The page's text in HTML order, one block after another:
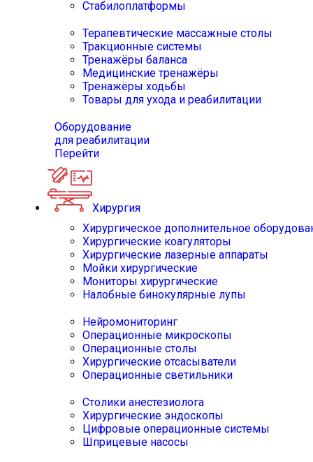
Стабилоплатформы
Терапевтические массажные столы
Тракционные системы
Тренажёры баланса
Медицинские тренажёры
Тренажёры ходьбы
Товары для ухода и реабилитации
Оборудование
для реабилитации
Перейти
Хирургия
Хирургическое дополнительное
Хирургические коагуляторы
Хирургические лазерные аппараты
Мойки хирургические
Мониторы хирургические
Налобные бинокулярные лупы
Нейромониторинг
Операционные микроскопы
Операционные столы
Хирургические отсасыватели
Операционные светильники
Столики анестезиолога
Хирургические эндоскопы
Цифровые операционные системы
Шприцевые насосы